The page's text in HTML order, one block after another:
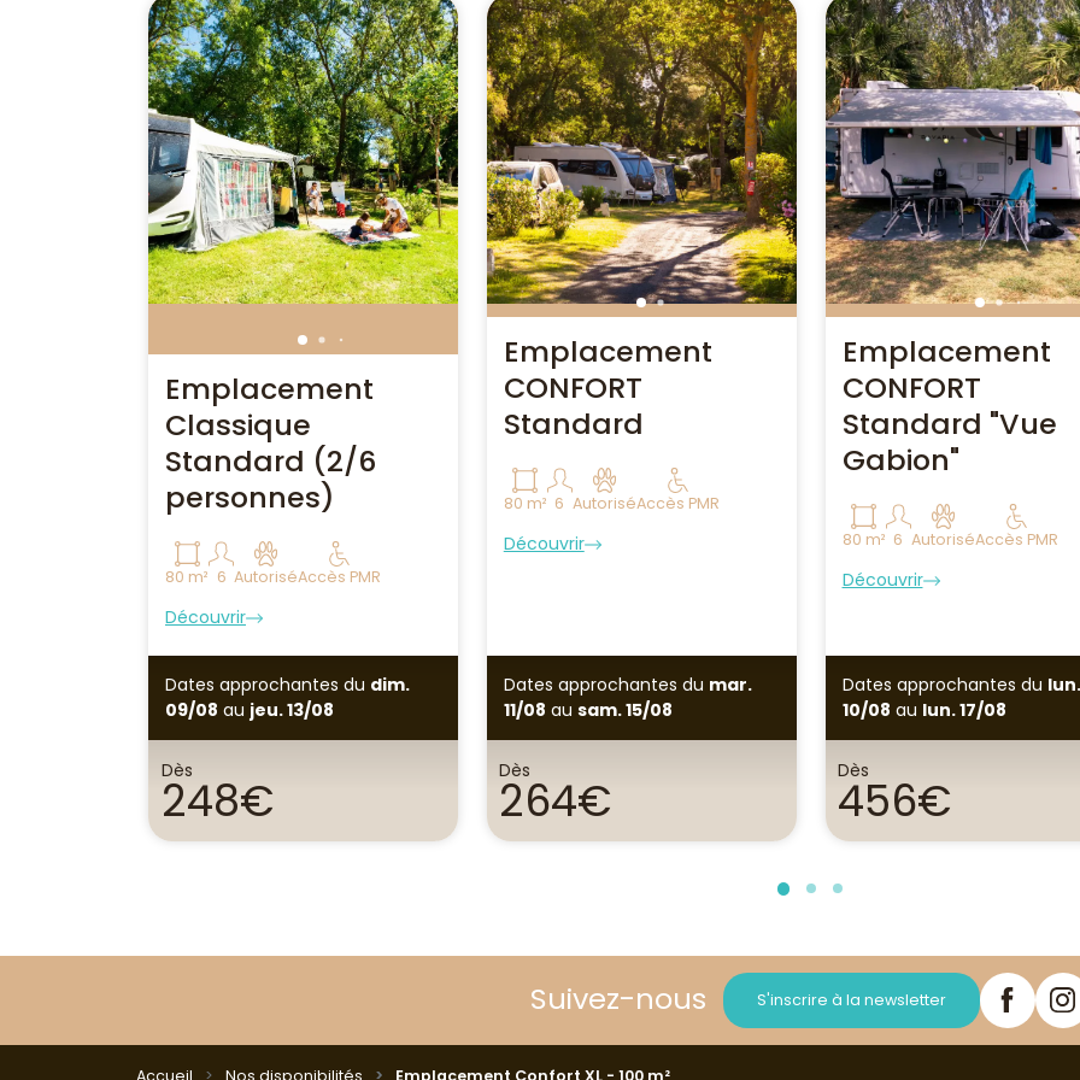
Envie de découvrir
l'hébergement
Emplacement Classique
Standard (2/6
personnes) ?
Découvrir
Emplacement
Classique
Standard (2/6
personnes)
80 m² 6 AutoriséAccès PMR
Découvrir
Dates approchantes du dim.
09/08 au jeu. 13/08
Dès
248€
Envie de découvrir
l'hébergement
Emplacement CONFORT
Standard ?
Découvrir
Emplacement
CONFORT
Standard
80 m² 6 AutoriséAccès PMR
Découvrir
Dates approchantes du mar.
11/08 au sam. 15/08
Dès
264€
Emplacement
CONFORT
Standard "Vue
Gabion"
80 m² 6 AutoriséAccès PMR
Découvrir
Dates approchantes du lun.
10/08 au lun. 17/08
Dès
456€
Suivez-nous S'inscrire à la newsletter
Accueil Nos disponibilités Emplacement Confort XL - 100 m²